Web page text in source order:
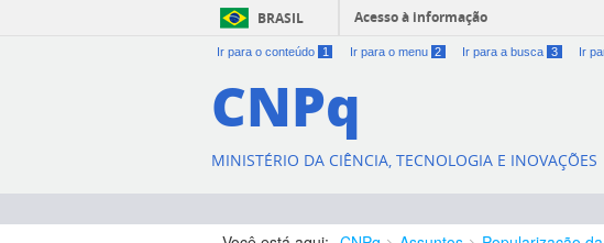
BRASIL Acesso à informação
Ir para o conteúdo 1 Ir para o menu 2 Ir para a busca 3 Ir
CNPq
MINISTÉRIO DA CIÊNCIA, TECNOLOGIA E INOVAÇÕES